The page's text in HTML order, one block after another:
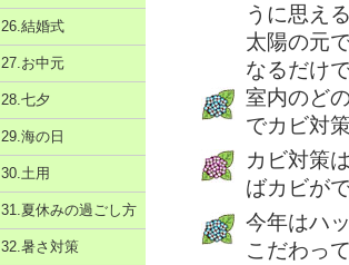
うに思え
太陽の元
なるだけ
室内のど
でカビ対
カビ対策
ばカビが
今年はハ
こだわっ
26.結婚式
27.お中元
28.七夕
29.海の日
30.土用
31.夏休みの過ごし方
32.暑さ対策